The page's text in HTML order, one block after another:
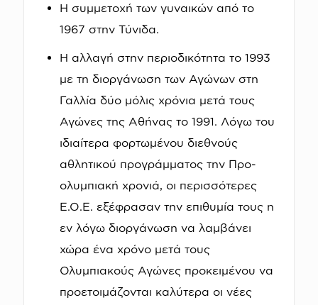
Η συμμετοχή των γυναικών από το
1967 στην Τύνιδα.
Η αλλαγή στην περιοδικότητα το 1993
με τη διοργάνωση των Αγώνων στη
Γαλλία δύο μόλις χρόνια μετά τους
Αγώνες της Αθήνας το 1991. Λόγω του
ιδιαίτερα φορτωμένου διεθνούς
αθλητικού προγράμματος την Προ-
ολυμπιακή χρονιά, οι περισσότερες
Ε.Ο.Ε. εξέφρασαν την επιθυμία τους η
εν λόγω διοργάνωση να λαμβάνει
χώρα ένα χρόνο μετά τους
Ολυμπιακούς Αγώνες προκειμένου να
προετοιμάζονται καλύτερα οι νέες